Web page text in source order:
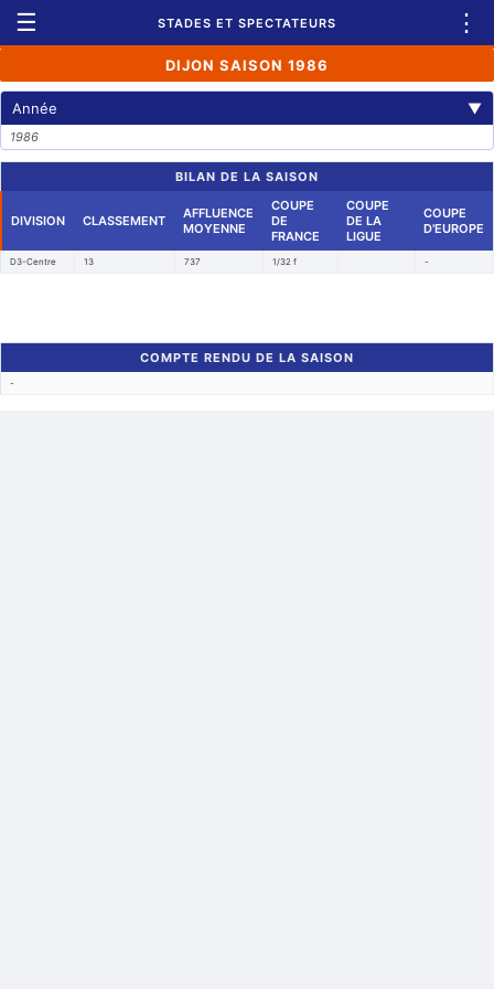
☰ STADES ET SPECTATEURS ⋮
DIJON SAISON 1986
Année ▼
1986
BILAN DE LA SAISON
DIVISION CLASSEMENT
AFFLUENCE
MOYENNE
COUPE
DE
FRANCE
COUPE
DE LA
LIGUE
COUPE
D'EUROPE
D3-Centre 13 737 1/32 f -
COMPTE RENDU DE LA SAISON
-